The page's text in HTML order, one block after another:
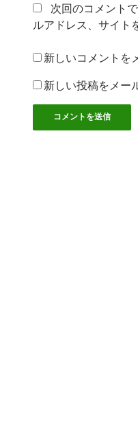
次回のコメント
ルアドレス、サイト
新しいコメントを
新しい投稿をメー